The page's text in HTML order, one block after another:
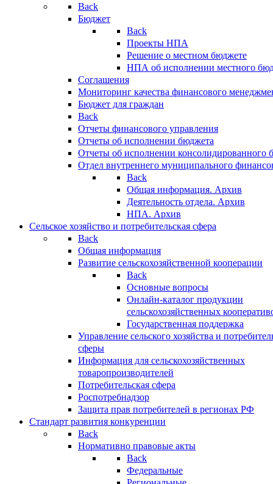
Back
Бюджет
Back
Проекты НПА
Решение о местном бюджете
НПА об исполнении местного
Соглашения
Мониторинг качества финансового
Бюджет для граждан
Back
Отчеты финансового управления
Отчеты об исполнении бюджета
Отчеты об исполнении консолидированного
Отдел внутреннего муниципального
Back
Общая информация. Архив
Деятельность отдела. Архив
НПА. Архив
Сельское хозяйство и потребительская сфера
Back
Общая информация
Развитие сельскохозяйственной кооперации
Back
Основные вопросы
Онлайн-каталог продукции
сельскохозяйственных
Государственная поддержка
Управление сельского хозяйства и
сферы
Информация для сельскохозяйственных
товаропроизводителей
Потребительская сфера
Роспотребнадзор
Защита прав потребителей в регионах РФ
Стандарт развития конкуренции
Back
Нормативно правовые акты
Back
Федеральные